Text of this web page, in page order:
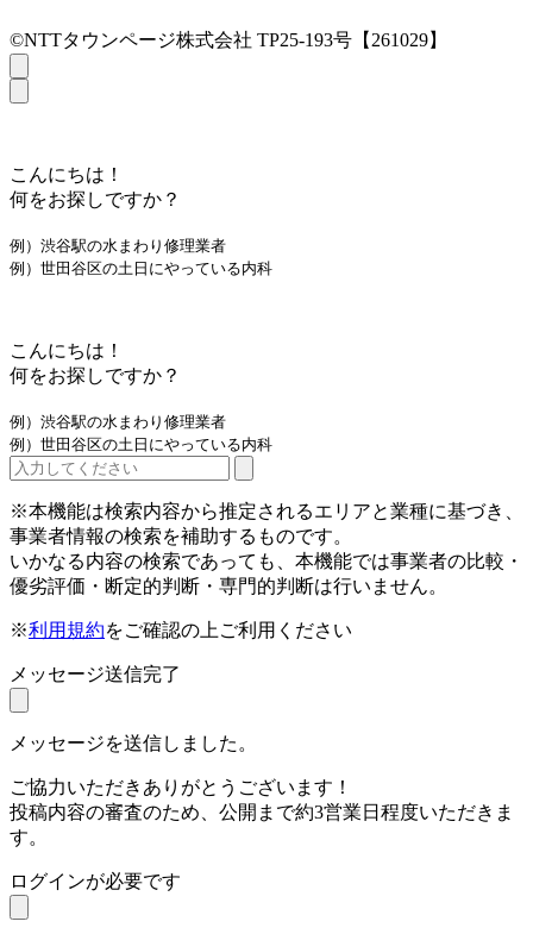
©NTTタウンページ株式会社 TP25-193号【261029】
こんにちは！
何をお探しですか？
例）渋谷駅の水まわり修理業者
例）世田谷区の土日にやっている内科
こんにちは！
何をお探しですか？
例）渋谷駅の水まわり修理業者
例）世田谷区の土日にやっている内科
※本機能は検索内容から推定されるエリアと業種に基づき、
事業者情報の検索を補助するものです。
いかなる内容の検索であっても、本機能では事業者の比較・
優劣評価・断定的判断・専門的判断は行いません。
※利用規約をご確認の上ご利用ください
メッセージ送信完了
メッセージを送信しました。
ご協力いただきありがとうございます！
投稿内容の審査のため、公開まで約3営業日程度いただきま
す。
ログインが必要です